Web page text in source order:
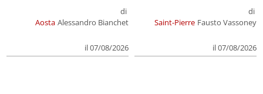
Aosta
di
Alessandro Bianchet
il 07/08/2026
Saint-Pierre
di
Fausto Vassoney
il 07/08/2026